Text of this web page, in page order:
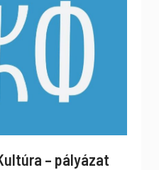
– pályázat